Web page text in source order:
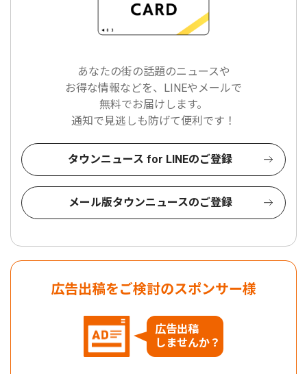
あなたの街の話題のニュースや
お得な情報などを、LINEやメールで
無料でお届けします。
通知で見逃しも防げて便利です！
タウンニュース for LINEのご登録
メール版タウンニュースのご登録
広告出稿をご検討のスポンサー様
広告出稿
しませんか？